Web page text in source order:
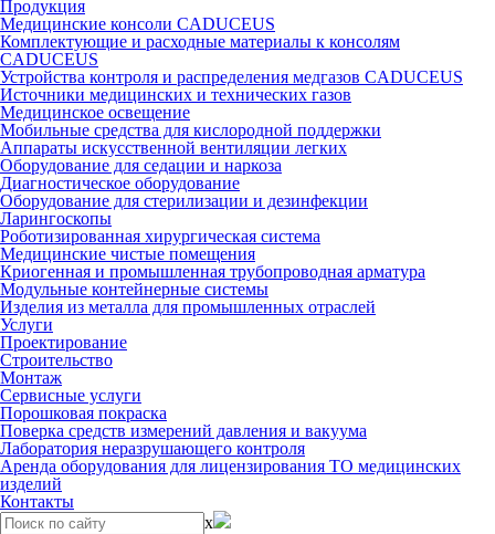
Продукция
Медицинские консоли CADUCEUS
Комплектующие и расходные материалы к консолям
CADUCEUS
Устройства контроля и распределения медгазов CADUCEUS
Источники медицинских и технических газов
Медицинское освещение
Мобильные средства для кислородной поддержки
Аппараты искусственной вентиляции легких
Оборудование для седации и наркоза
Диагностическое оборудование
Оборудование для стерилизации и дезинфекции
Ларингоскопы
Роботизированная хирургическая система
Медицинские чистые помещения
Криогенная и промышленная трубопроводная арматура
Модульные контейнерные системы
Изделия из металла для промышленных отраслей
Услуги
Проектирование
Строительство
Монтаж
Сервисные услуги
Порошковая покраска
Поверка средств измерений давления и вакуума
Лаборатория неразрушающего контроля
Аренда оборудования для лицензирования ТО медицинских
изделий
Контакты
x